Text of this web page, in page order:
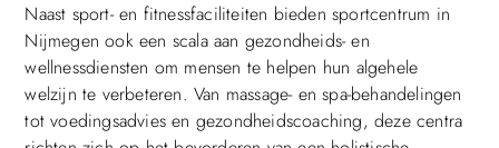
Naast sport- en fitnessfaciliteiten bieden sportcentrum in
Nijmegen ook een scala aan gezondheids- en
wellnessdiensten om mensen te helpen hun algehele
welzijn te verbeteren. Van massage- en spa-behandelingen
tot voedingsadvies en gezondheidscoaching, deze centra